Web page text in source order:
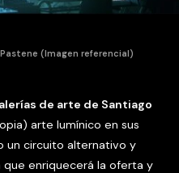
(Imagen referencial)
de arte de Santiago
arte lumínico en sus
un circuito alternativo y
enriquecerá la oferta y